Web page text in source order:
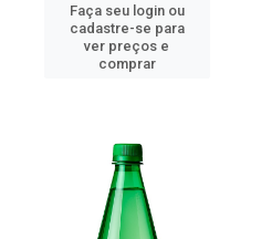
Faça seu login ou
cadastre-se para
ver preços e
comprar